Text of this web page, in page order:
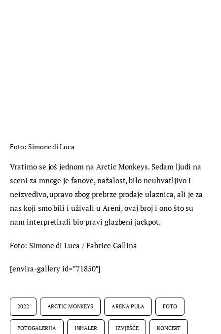
Foto: Simone di Luca
Vratimo se još jednom na Arctic Monkeys. Sedam ljudi na
sceni za mnoge je fanove, nažalost, bilo neuhvatljivo i
neizvedivo, upravo zbog prebrze prodaje ulaznica, ali je za
nas koji smo bili i uživali u Areni, ovaj broj i ono što su
nam interpretirali bio pravi glazbeni jackpot.
Foto: Simone di Luca / Fabrice Gallina
[envira-gallery id=”71850″]
2022 ARCTIC MONKEYS ARENA PULA FOTO
FOTOGALERIJA INHALER IZVJEŠĆE KONCERT